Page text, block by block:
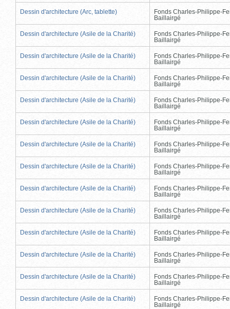
Dessin d'architecture (Arc, tablette)
Fonds Charles-Philippe-
Baillairgé
Dessin d'architecture (Asile de la Charité)
Fonds Charles-Philippe-
Baillairgé
Dessin d'architecture (Asile de la Charité)
Fonds Charles-Philippe-
Baillairgé
Dessin d'architecture (Asile de la Charité)
Fonds Charles-Philippe-
Baillairgé
Dessin d'architecture (Asile de la Charité)
Fonds Charles-Philippe-
Baillairgé
Dessin d'architecture (Asile de la Charité)
Fonds Charles-Philippe-
Baillairgé
Dessin d'architecture (Asile de la Charité)
Fonds Charles-Philippe-
Baillairgé
Dessin d'architecture (Asile de la Charité)
Fonds Charles-Philippe-
Baillairgé
Dessin d'architecture (Asile de la Charité)
Fonds Charles-Philippe-
Baillairgé
Dessin d'architecture (Asile de la Charité)
Fonds Charles-Philippe-
Baillairgé
Dessin d'architecture (Asile de la Charité)
Fonds Charles-Philippe-
Baillairgé
Dessin d'architecture (Asile de la Charité)
Fonds Charles-Philippe-
Baillairgé
Dessin d'architecture (Asile de la Charité)
Fonds Charles-Philippe-
Baillairgé
Dessin d'architecture (Asile de la Charité)
Fonds Charles-Philippe-
Baillairgé